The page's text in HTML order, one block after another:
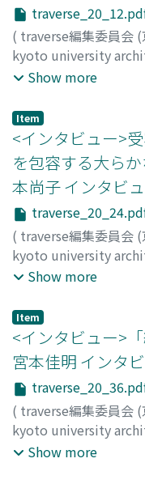
( traverse編集委員会
kyoto university
2020,pp.12-21
Show more
Item
<インタビュー>
を包容する大ら
本尚子 インタビ
( traverse編集委員会
kyoto university
2020,pp.24-35
Show more
Item
<インタビュー>
宮本佳明 インタ
( traverse編集委員会
kyoto university
2020,pp.36-47
Show more